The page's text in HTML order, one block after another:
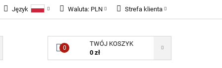
Język Waluta: PLN
EUR
GBP
Strefa klienta
Zarejestruj się
Dodaj zgłoszenie
0
TWÓJ KOSZYK
0 zł